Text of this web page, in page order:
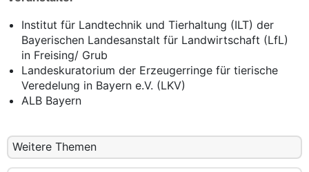
Institut für Landtechnik und Tierhaltung (ILT) der
Bayerischen Landesanstalt für Landwirtschaft (LfL)
in Freising/ Grub
Landeskuratorium der Erzeugerringe für tierische
Veredelung in Bayern e.V. (LKV)
ALB Bayern
Weitere Themen